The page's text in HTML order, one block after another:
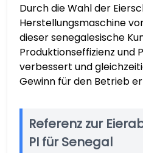
Durch die Wahl der
Herstellungsmaschine
dieser senegalesische
Produktionseffizienz und
verbessert und
Gewinn für den Betrieb
Referenz zur
PI für Senegal